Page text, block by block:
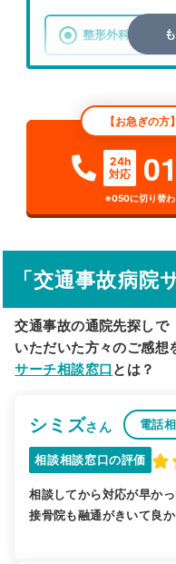
整形外科
詳細
そ
駅から探す
【お急ぎの
24h
対応
※050に切り替わ
「交通事故病院
交通事故の通院先探しで
いただいた方々のご感想
サーチ相談窓口 とは？
シミズさん 電話
相談相談窓口の評価
相談してから対応が早か
接骨院も融通がきいて良か